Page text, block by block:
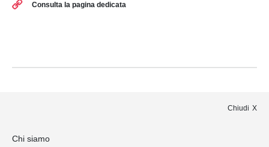
Consulta la pagina dedicata
Chiudi
Chi siamo